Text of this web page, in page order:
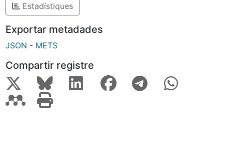
Estadístiques
Exportar metadades
JSON - METS
Compartir registre